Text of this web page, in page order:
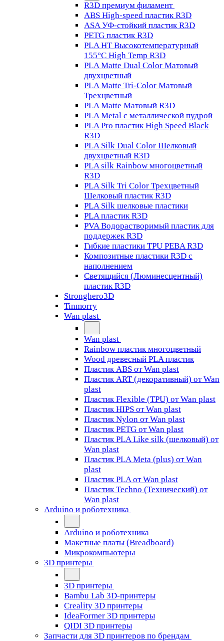
R3D премиум филамент
ABS High-speed пластик R3D
ASA УФ-стойкий пластик R3D
PETG пластик R3D
PLA HT Высокотемпературный
155°C High Temp R3D
PLA Matte Dual Color Матовый
двухцветный
PLA Matte Tri-Color Матовый
Трехцветный
PLA Matte Матовый R3D
PLA Metal с металлической пудрой
PLA Pro пластик High Speed Black
R3D
PLA Silk Dual Color Шелковый
двухцветный R3D
PLA silk Rainbow многоцветный
R3D
PLA Silk Tri Color Трехцветный
Шелковый пластик R3D
PLA Silk шелковые пластики
PLA пластик R3D
PVA Водорастворимый пластик для
поддержек R3D
Гибкие пластики TPU PEBA R3D
Композитные пластики R3D с
наполнением
Светящийся (Люминесцентный)
пластик R3D
Stronghero3D
Tinmorry
Wan plast
Wan plast
Rainbow пластик многоцветный
Wood древесный PLA пластик
Пластик ABS от Wan plast
Пластик ART (декоративный) от Wan
plast
Пластик Flexible (TPU) от Wan plast
Пластик HIPS от Wan plast
Пластик Nylon от Wan plast
Пластик PETG от Wan plast
Пластик PLA Like silk (шелковый) от
Wan plast
Пластик PLA Meta (plus) от Wan
plast
Пластик PLA от Wan plast
Пластик Techno (Технический) от
Wan plast
Arduino и роботехника
Arduino и роботехника
Макетные платы (Breadboard)
Микрокомпьютеры
3D принтеры
3D принтеры
Bambu Lab 3D-принтеры
Creality 3D принтеры
IdeaFormer 3D принтеры
QIDI 3D принтеры
Запчасти для 3D принтеров по брендам